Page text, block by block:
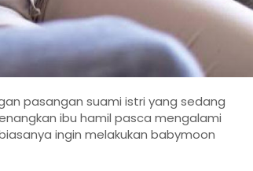
pasangan suami istri yang sedang
ibu hamil pasca mengalami
ingin melakukan babymoon